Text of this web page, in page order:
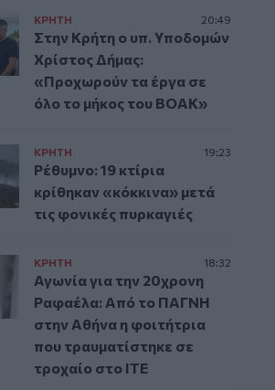
ΚΡΗΤΗ 20:49
Στην Κρήτη ο υπ. Υποδομών
Χρίστος Δήμας:
«Προχωρούν τα έργα σε
όλο το μήκος του ΒΟΑΚ»
ΚΡΗΤΗ 19:23
Ρέθυμνο: 19 κτίρια
κρίθηκαν «κόκκινα» μετά
τις φονικές πυρκαγιές
ΚΡΗΤΗ 18:32
Αγωνία για την 20χρονη
Ραφαέλα: Από το ΠΑΓΝΗ
στην Αθήνα η φοιτήτρια
που τραυματίστηκε σε
τροχαίο στο ΙΤΕ